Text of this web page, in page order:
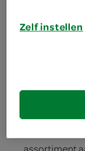
Iedereen
assortiment
Zelf instellen